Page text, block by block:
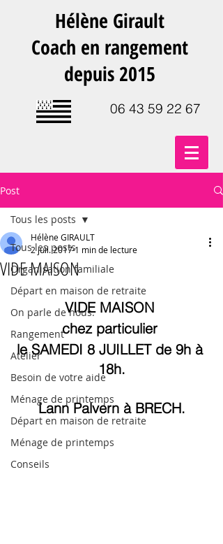
Hélène Girault
Coach en rangement
depuis 2015
06 43 59 22 67
Post
Tous les posts
Organisation familiale
Départ en maison de retraite
On parle de nous.
Rangement
Atelier
Besoin de votre aide
Ménage de printemps
Départ en maison de retraite
Ménage de printemps
Conseils
Tous les posts
VIDE MAISON
Hélène GIRAULT
2 juil. 20171 min de lecture
VIDE MAISON
chez particulier
le SAMEDI 8 JUILLET de 9h à
18h.
Lann Palvern à BRECH.